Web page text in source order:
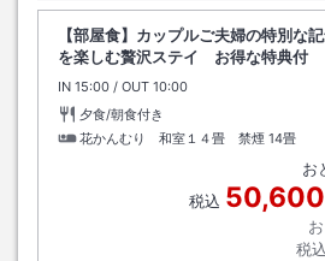
【部屋食】カップルご夫婦の特別
を楽しむ贅沢ステイ お得な特典付
IN チェックイン
15:00 / OUT チェックアウト
10:00
夕食/朝食付き
花かんむり 和室１４畳 禁煙 14畳
お
税込 50,600
税込